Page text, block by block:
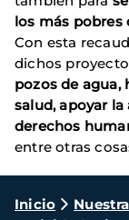
los más pobres
Con esta
dichos
pozos de agua,
salud, apoyar
derechos
entre otras
Ruta
Inicio